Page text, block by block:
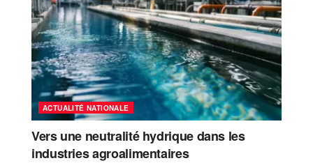
ACTUALITÉ NATIONALE
Vers une neutralité hydrique dans les
industries agroalimentaires